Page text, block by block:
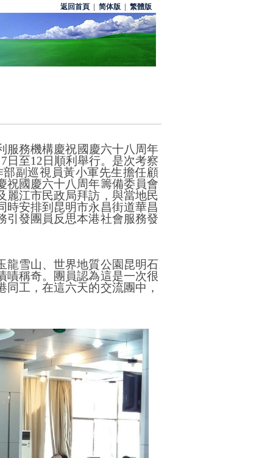
返回首頁 | 简体版 | 繁體版
服務機構慶祝國慶六十八周年
7 日至12 日順利舉行。是次考察
副巡視員黃小軍先生擔任顧
祝國慶六十八周年籌備委員會
麗江市民政局拜訪，與當地民
時安排到昆明市永昌街道華昌
引發團員反思本港社會服務發
龍雪山、世界地質公園昆明石
嘖稱奇。團員認為這是一次很
工，在這六天的交流團中，